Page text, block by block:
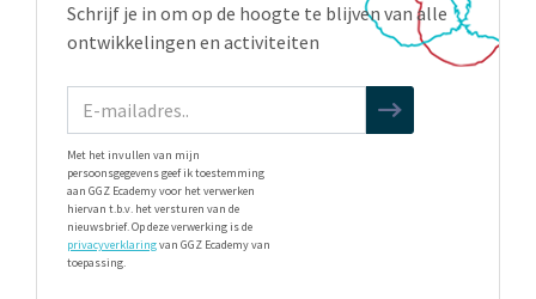
Schrijf je in om op de hoogte te blijven van alle
ontwikkelingen en activiteiten
Met het invullen van mijn
persoonsgegevens geef ik toestemming
aan GGZ Ecademy voor het verwerken
hiervan t.b.v. het versturen van de
nieuwsbrief. Op deze verwerking is de
privacyverklaringvan GGZ Ecademy van
toepassing.